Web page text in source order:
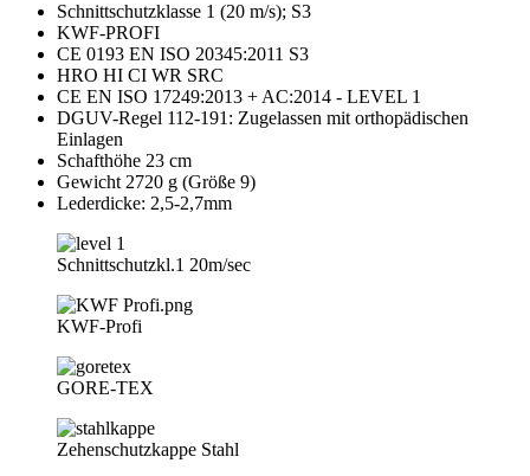
Schnittschutzklasse 1 (20 m/s); S3
KWF-PROFI
CE 0193 EN ISO 20345:2011 S3
HRO HI CI WR SRC
CE EN ISO 17249:2013 + AC:2014 - LEVEL 1
DGUV-Regel 112-191: Zugelassen mit orthopädischen
Einlagen
Schafthöhe 23 cm
Gewicht 2720 g (Größe 9)
Lederdicke: 2,5-2,7mm
Schnittschutzkl.1 20m/sec
KWF-Profi
GORE-TEX
Zehenschutzkappe Stahl